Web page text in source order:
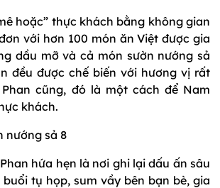
hoặc” thực khách bằng không gian
với hơn 100 món ăn Việt được gia
dầu mỡ và cả món sườn nướng sả
đều được chế biến với hương vị rất
cũng, đó là một cách để Nam
khách.
hứa hẹn là nơi ghi lại dấu ấn sâu
tụ họp, sum vầy bên bạn bè, gia